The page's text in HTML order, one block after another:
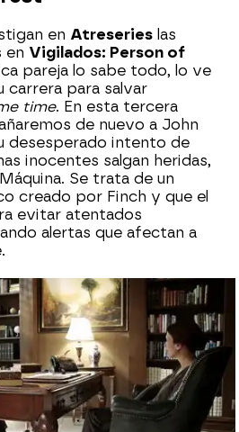
en Atreseries las
en Vigilados: Person of
pareja lo sabe todo, lo ve
carrera para salvar
time. En esta tercera
de nuevo a John
desesperado intento de
inocentes salgan heridas,
Se trata de un
creado por Finch y que el
evitar atentados
alertas que afectan a